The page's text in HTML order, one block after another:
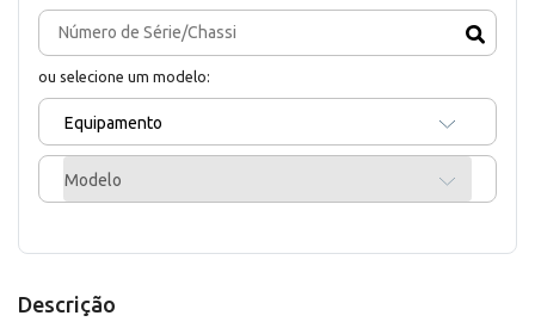
ou selecione um modelo:
Equipamento
Modelo
Descrição